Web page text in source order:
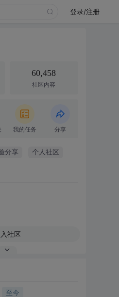
登录/注册
60,458
社区内容
我的任务 分享
分享 个人社区
社区
至今